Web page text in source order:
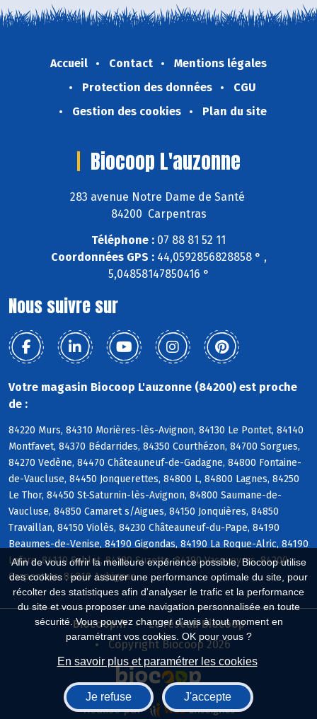
Afin de vous offrir la meilleure expérience possible, Biocoop utilise
des cookies : pour assurer une performance optimale du site, pour
récolter des statistiques afin d'analyser le trafic et la performance
du site et vous proposer une navigation personnalisée en toute
sécurité. Vous pouvez changer d'avis à tout moment en
paramétrant vos cookies. OK pour vous ?
En savoir plus et paramétrer les cookies
Je refuse J'accepte
Accueil Contact
Mentions légales
Protection des données
CGU
Gestion des cookies
Plan du site
Biocoop L'auzonne
283 avenue Notre Dame de Santé
84200 Carpentras
Téléphone : 07 88 81 52 11
Coordonnées GPS :44,0592856828858 ° ,
5,04858147850416 °
Nous suivre sur
Votre magasin Biocoop L'auzonne (84200) est proche
de :
84220 Murs, 84310 Morières-lès-Avignon, 84130 Le Pontet, 84140
Montfavet, 84370 Bédarrides, 84350 Courthézon, 84700 Sorgues,
84270 Vedène, 84470 Châteauneuf-de-Gadagne, 84800 Fontaine-
de-Vaucluse, 84450 Jonquerettes, 84800 L, 84800 Lagnes, 84250
Le Thor, 84450 St-Saturnin-lès-Avignon, 84800 Saumane-de-
Vaucluse, 84850 Camaret s/Aigues, 84150 Jonquières, 84850
Travaillan, 84150 Violès, 84230 Châteauneuf-du-Pape, 84190
Beaumes-de-Venise, 84190 Gigondas, 84190 La Roque-Alric, 84190
Lafare, 84110 Sablet, 84190 Suzette, 84190 Vacqueyras, 84200
Carpentras, 84810 Aubignan
Biocoop.fr
Le réseau Biocoop
Copyright Biocoop 2026
Réalisé par